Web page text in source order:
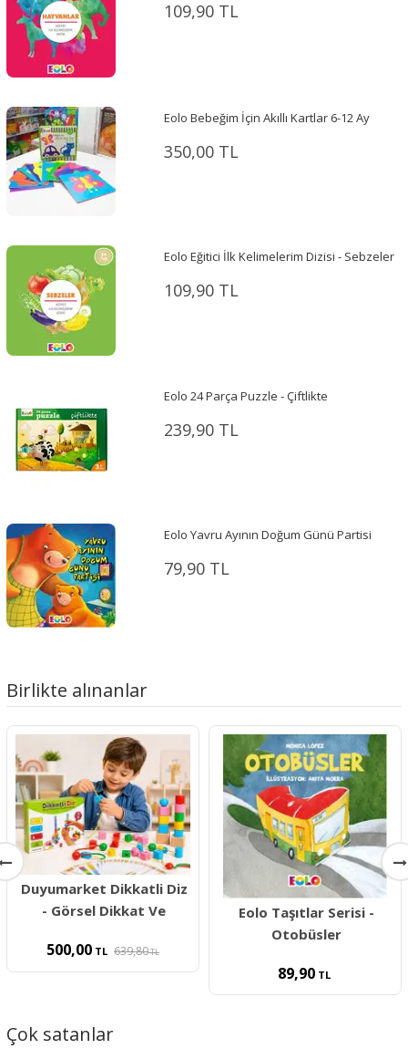
109,90 TL
Eolo Bebeğim İçin Akıllı Kartlar 6-12 Ay
350,00 TL
Eolo Eğitici İlk Kelimelerim Dizisi - Sebzeler
109,90 TL
Eolo 24 Parça Puzzle - Çiftlikte
239,90 TL
Eolo Yavru Ayının Doğum Günü Partisi
79,90 TL
Birlikte alınanlar
Duyumarket Dikkatli Diz
- Görsel Dikkat Ve
500,00 TL 639,80TL
Eolo Taşıtlar Serisi -
Otobüsler
89,90TL
Çok satanlar